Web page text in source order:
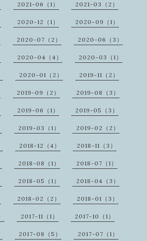
2021-06（1） 2021-03（2）
2020-12（1） 2020-09（1）
2020-07（2） 2020-06（3）
2020-04（4） 2020-03（1）
2020-01（2） 2019-11（2）
2019-09（2） 2019-08（3）
2019-06（1） 2019-05（3）
2019-03（1） 2019-02（2）
2018-12（4） 2018-11（3）
2018-08（1） 2018-07（1）
2018-05（1） 2018-04（3）
2018-02（2） 2018-01（3）
2017-11（1） 2017-10（1）
2017-08（5） 2017-07（1）